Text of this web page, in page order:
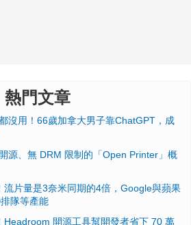
熱門文章
沒用！66歲加拿大男子靠ChatGPT，成
源、無 DRM 限制的「Open Printer」概
流片量是3奈米同期的4倍，Google與蘋果
隊等產能
Headroom 開源工具幫開發者省下 70 萬